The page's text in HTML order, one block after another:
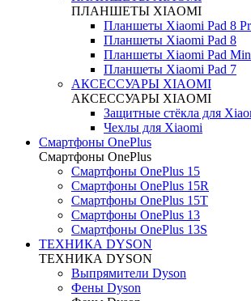
ПЛАНШЕТЫ XIAOMI
Планшеты Xiaomi Pad 8
Планшеты Xiaomi Pad 8
Планшеты Xiaomi Pad
Планшеты Xiaomi Pad 7
АКСЕССУАРЫ XIAOMI
АКСЕССУАРЫ XIAOMI
Защитные стёкла для
Чехлы для Xiaomi
Смартфоны OnePlus
Смартфоны OnePlus
Смартфоны OnePlus 15
Смартфоны OnePlus 15R
Смартфоны OnePlus 15T
Смартфоны OnePlus 13
Смартфоны OnePlus 13S
ТЕХНИКА DYSON
ТЕХНИКА DYSON
Выпрямители Dyson
Фены Dyson